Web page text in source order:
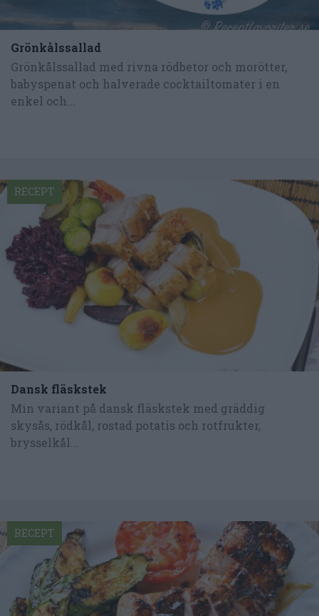
Grönkålssallad
Grönkålssallad med rivna rödbetor och morötter,
babyspenat och halverade cocktailtomater i en
enkel och...
Dansk fläskstek
Min variant på dansk fläskstek med gräddig
skysås, rödkål, rostad potatis och rotfrukter,
brysselkål...
RECEPT
RECEPT